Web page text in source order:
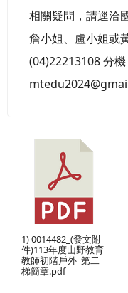
相關疑問，請逕洽
詹小姐、盧小姐或
(04)22213108 分
1) 0014482_(發文附
件)113年度山野教育
教師初階戶外_第二
梯簡章.pdf